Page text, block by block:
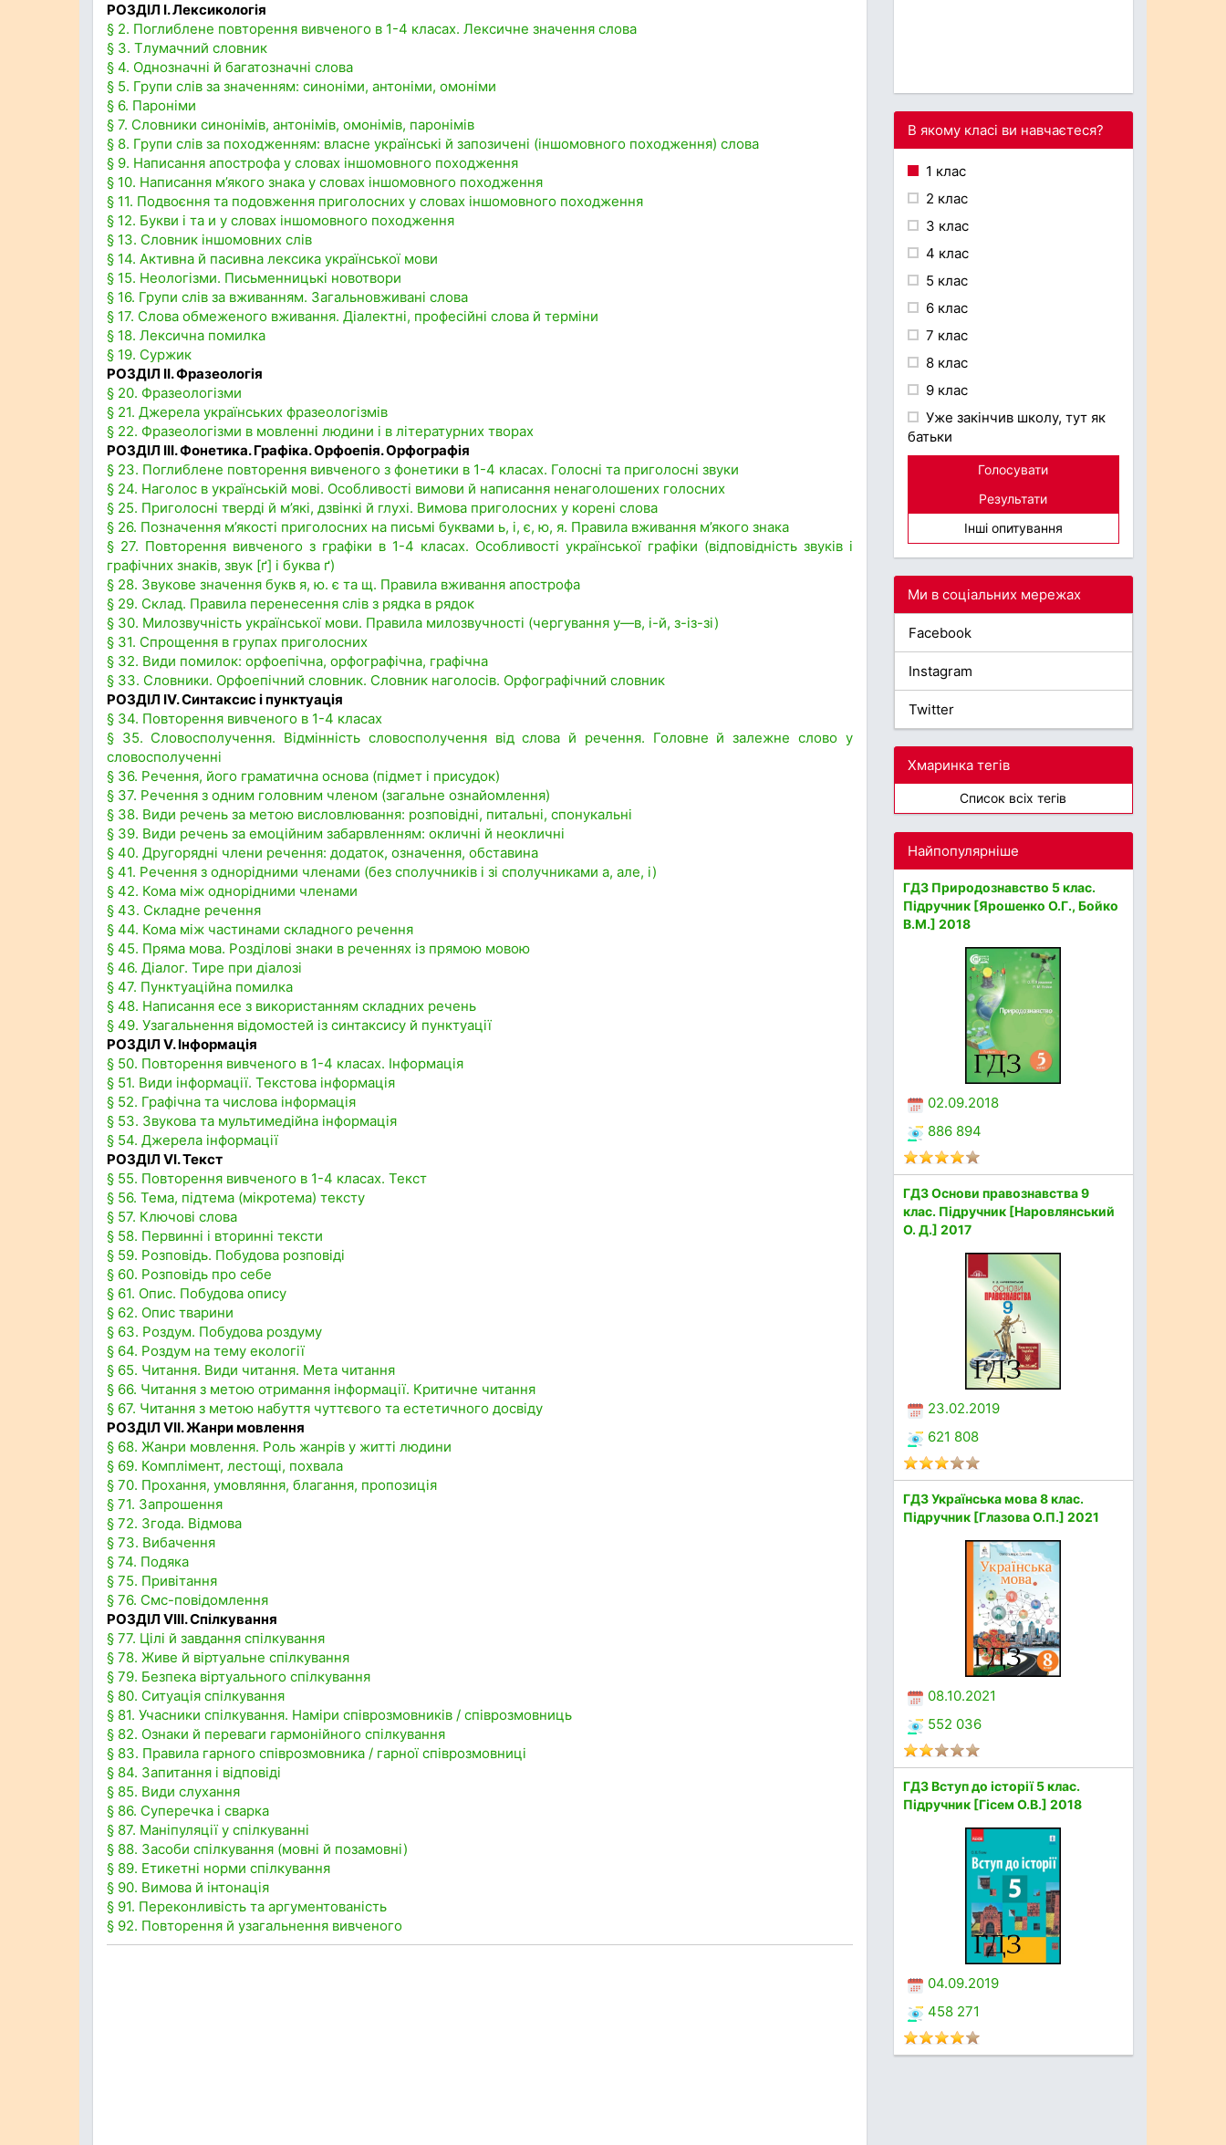
РОЗДІЛ І. Лексикологія
§ 2. Поглиблене повторення вивченого в 1-4 класах. Лексичне значення слова
§ 3. Тлумачний словник
§ 4. Однозначні й багатозначні слова
§ 5. Групи слів за значенням: синоніми, антоніми, омоніми
§ 6. Пароніми
§ 7. Словники синонімів, антонімів, омонімів, паронімів
§ 8. Групи слів за походженням: власне українські й запозичені (іншомовного походження) слова
§ 9. Написання апострофа у словах іншомовного походження
§ 10. Написання м’якого знака у словах іншомовного походження
§ 11. Подвоєння та подовження приголосних у словах іншомовного походження
§ 12. Букви і та и у словах іншомовного походження
§ 13. Словник іншомовних слів
§ 14. Активна й пасивна лексика української мови
§ 15. Неологізми. Письменницькі новотвори
§ 16. Групи слів за вживанням. Загальновживані слова
§ 17. Слова обмеженого вживання. Діалектні, професійні слова й терміни
§ 18. Лексична помилка
§ 19. Суржик
РОЗДІЛ II. Фразеологія
§ 20. Фразеологізми
§ 21. Джерела українських фразеологізмів
§ 22. Фразеологізми в мовленні людини і в літературних творах
РОЗДІЛ III. Фонетика. Графіка. Орфоепія. Орфографія
§ 23. Поглиблене повторення вивченого з фонетики в 1-4 класах. Голосні та приголосні звуки
§ 24. Наголос в українській мові. Особливості вимови й написання ненаголошених голосних
§ 25. Приголосні тверді й м’які, дзвінкі й глухі. Вимова приголосних у корені слова
§ 26. Позначення м’якості приголосних на письмі буквами ь, і, є, ю, я. Правила вживання м’якого знака
§ 27. Повторення вивченого з графіки в 1-4 класах. Особливості української графіки (відповідність звуків і
графічних знаків, звук [ґ] і буква ґ)
§ 28. Звукове значення букв я, ю. є та щ. Правила вживання апострофа
§ 29. Склад. Правила перенесення слів з рядка в рядок
§ 30. Милозвучність української мови. Правила милозвучності (чергування у—в, і-й, з-із-зі)
§ 31. Спрощення в групах приголосних
§ 32. Види помилок: орфоепічна, орфографічна, графічна
§ 33. Словники. Орфоепічний словник. Словник наголосів. Орфографічний словник
РОЗДІЛ IV. Синтаксис і пунктуація
§ 34. Повторення вивченого в 1-4 класах
§ 35. Словосполучення. Відмінність словосполучення від слова й речення. Головне й залежне слово у
словосполученні
§ 36. Речення, його граматична основа (підмет і присудок)
§ 37. Речення з одним головним членом (загальне ознайомлення)
§ 38. Види речень за метою висловлювання: розповідні, питальні, спонукальні
§ 39. Види речень за емоційним забарвленням: окличні й неокличні
§ 40. Другорядні члени речення: додаток, означення, обставина
§ 41. Речення з однорідними членами (без сполучників і зі сполучниками а, але, і)
§ 42. Кома між однорідними членами
§ 43. Складне речення
§ 44. Кома між частинами складного речення
§ 45. Пряма мова. Розділові знаки в реченнях із прямою мовою
§ 46. Діалог. Тире при діалозі
§ 47. Пунктуаційна помилка
§ 48. Написання есе з використанням складних речень
§ 49. Узагальнення відомостей із синтаксису й пунктуації
РОЗДІЛ V. Інформація
§ 50. Повторення вивченого в 1-4 класах. Інформація
§ 51. Види інформації. Текстова інформація
§ 52. Графічна та числова інформація
§ 53. Звукова та мультимедійна інформація
§ 54. Джерела інформації
РОЗДІЛ VI. Текст
§ 55. Повторення вивченого в 1-4 класах. Текст
§ 56. Тема, підтема (мікротема) тексту
§ 57. Ключові слова
§ 58. Первинні і вторинні тексти
§ 59. Розповідь. Побудова розповіді
§ 60. Розповідь про себе
§ 61. Опис. Побудова опису
§ 62. Опис тварини
§ 63. Роздум. Побудова роздуму
§ 64. Роздум на тему екології
§ 65. Читання. Види читання. Мета читання
§ 66. Читання з метою отримання інформації. Критичне читання
§ 67. Читання з метою набуття чуттєвого та естетичного досвіду
РОЗДІЛ VII. Жанри мовлення
§ 68. Жанри мовлення. Роль жанрів у житті людини
§ 69. Комплімент, лестощі, похвала
§ 70. Прохання, умовляння, благання, пропозиція
§ 71. Запрошення
§ 72. Згода. Відмова
§ 73. Вибачення
§ 74. Подяка
§ 75. Привітання
§ 76. Смс-повідомлення
РОЗДІЛ VIII. Спілкування
§ 77. Цілі й завдання спілкування
§ 78. Живе й віртуальне спілкування
§ 79. Безпека віртуального спілкування
§ 80. Ситуація спілкування
§ 81. Учасники спілкування. Наміри співрозмовників / співрозмовниць
§ 82. Ознаки й переваги гармонійного спілкування
§ 83. Правила гарного співрозмовника / гарної співрозмовниці
§ 84. Запитання і відповіді
§ 85. Види слухання
§ 86. Суперечка і сварка
§ 87. Маніпуляції у спілкуванні
§ 88. Засоби спілкування (мовні й позамовні)
§ 89. Етикетні норми спілкування
§ 90. Вимова й інтонація
§ 91. Переконливість та аргументованість
§ 92. Повторення й узагальнення вивченого
В якому класі ви навчаєтеся?
1 клас
2 клас
3 клас
4 клас
5 клас
6 клас
7 клас
8 клас
9 клас
Уже закінчив школу, тут як
батьки
Голосувати
Результати
Інші опитування
Ми в соціальних мережах
Facebook
Instagram
Twitter
Хмаринка тегів
Список всіх тегів
Найпопулярніше
ГДЗ Природознавство 5 клас.
Підручник [Ярошенко О.Г., Бойко
В.М.] 2018
02.09.2018
886 894
ГДЗ Основи правознавства 9
клас. Підручник [Наровлянський
О. Д.] 2017
23.02.2019
621 808
ГДЗ Українська мова 8 клас.
Підручник [Глазова О.П.] 2021
08.10.2021
552 036
ГДЗ Вступ до історії 5 клас.
Підручник [Гісем О.В.] 2018
04.09.2019
458 271